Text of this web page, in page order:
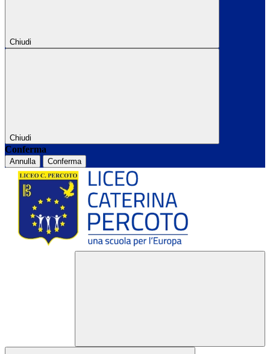
Chiudi
Chiudi
Conferma
Annulla Conferma